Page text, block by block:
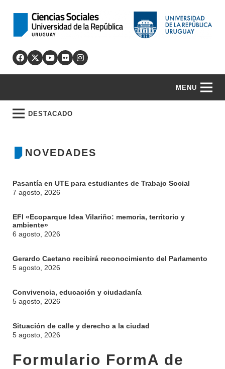
MENU
DESTACADO
NOVEDADES
Pasantía en UTE para estudiantes de Trabajo Social
7 agosto, 2026
EFI «Ecoparque Idea Vilariño: memoria, territorio y
ambiente»
6 agosto, 2026
Gerardo Caetano recibirá reconocimiento del Parlamento
5 agosto, 2026
Convivencia, educación y ciudadanía
5 agosto, 2026
Situación de calle y derecho a la ciudad
5 agosto, 2026
Formulario FormA de